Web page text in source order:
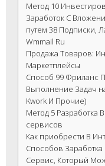
Метод 10
Заработок С
путем 38 Подписки,
Wmmail Ru
Продажа Товаров:
Маркетплейсы
Способ 99 Фриланс
Выполнение Задач
Kwork И Прочие)
Метод 5 Разработка
сервисов
Как приобрести В
Способов Заработка
Сервис, Который